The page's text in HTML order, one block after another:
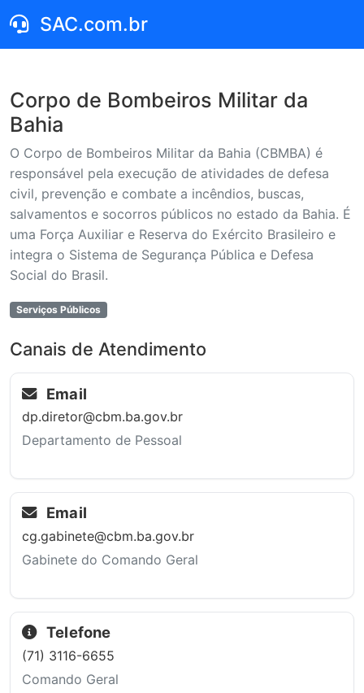
SAC.com.br
Corpo de Bombeiros Militar da
Bahia
O Corpo de Bombeiros Militar da Bahia (CBMBA) é
responsável pela execução de atividades de defesa
civil, prevenção e combate a incêndios, buscas,
salvamentos e socorros públicos no estado da Bahia. É
uma Força Auxiliar e Reserva do Exército Brasileiro e
integra o Sistema de Segurança Pública e Defesa
Social do Brasil.
Serviços Públicos
Canais de Atendimento
Email
dp.diretor@cbm.ba.gov.br
Departamento de Pessoal
Email
cg.gabinete@cbm.ba.gov.br
Gabinete do Comando Geral
Telefone
(71) 3116-6655
Comando Geral